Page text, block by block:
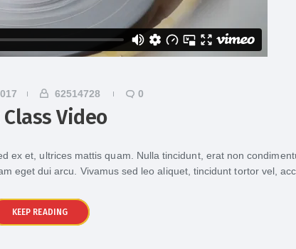
62514728 0
Video
ex et, ultrices mattis quam. Nulla tincidunt, erat non
eget dui arcu. Vivamus sed leo aliquet, tincidunt tortor vel,
KEEP READING